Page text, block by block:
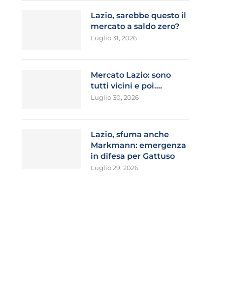
Lazio, sarebbe questo il
mercato a saldo zero?
Luglio 31, 2026
Mercato Lazio: sono
tutti vicini e poi….
Luglio 30, 2026
Lazio, sfuma anche
Markmann: emergenza
in difesa per Gattuso
Luglio 29, 2026